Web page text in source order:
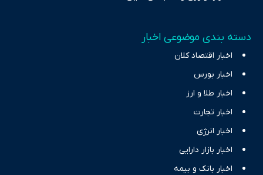
دسته بندی موضوعی اخبار
اخبار اقتصاد کلان
اخبار بورس
اخبار طلا و ارز
اخبار تجارت
اخبار انرژی
اخبار بازار دارایی
اخبار بانک و بیمه